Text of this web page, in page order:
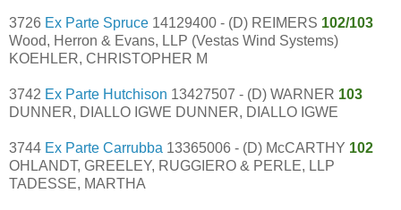
3726 Ex Parte Spruce 14129400 - (D) REIMERS 102/103
Wood, Herron & Evans, LLP (Vestas Wind Systems)
KOEHLER, CHRISTOPHER M
3742 Ex Parte Hutchison 13427507 - (D) WARNER 103
DUNNER, DIALLO IGWE DUNNER, DIALLO IGWE
3744 Ex Parte Carrubba 13365006 - (D) McCARTHY 102
OHLANDT, GREELEY, RUGGIERO & PERLE, LLP
TADESSE, MARTHA